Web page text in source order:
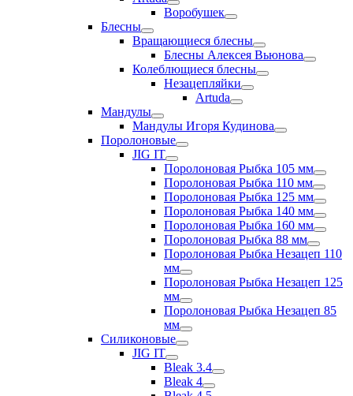
Воробушек
Блесны
Вращающиеся блесны
Блесны Алексея Вьюнова
Колеблющиеся блесны
Незацепляйки
Artuda
Мандулы
Мандулы Игоря Кудинова
Поролоновые
JIG IT
Поролоновая Рыбка 105 мм
Поролоновая Рыбка 110 мм
Поролоновая Рыбка 125 мм
Поролоновая Рыбка 140 мм
Поролоновая Рыбка 160 мм
Поролоновая Рыбка 88 мм
Поролоновая Рыбка Незацеп 110
мм
Поролоновая Рыбка Незацеп 125
мм
Поролоновая Рыбка Незацеп 85
мм
Силиконовые
JIG IT
Bleak 3.4
Bleak 4